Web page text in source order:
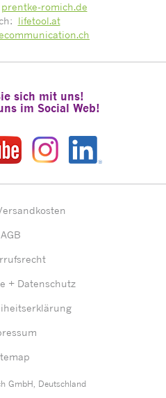
prentke-romich.de
lifetool.at
sich mit uns!
im Social Web!
AGB
+ Datenschutz
GmbH, Deutschland